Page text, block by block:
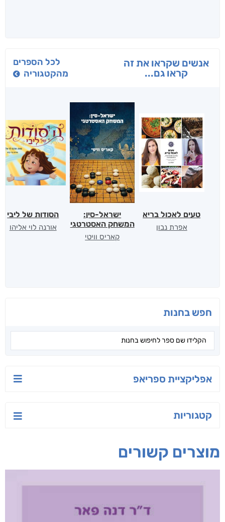
חפש בחנות
אפליקציית ספריאפ
קטגוריות
אנשים שקראו את זה
קראו גם...
לכל הספרים
מהקטגוריה
טעים לאכול בריא
אפרת נבון
ישראל-סין:
המשחק האסטרטגי
קאריס וויטי
הסודות של ליבי
אורנה לוי אליהו
מוצרים קשורים